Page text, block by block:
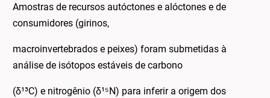
Amostras de recursos autóctones e alóctones e de
consumidores (girinos,
macroinvertebrados e peixes) foram submetidas à
análise de isótopos estáveis de carbono
(δ¹³C) e nitrogênio (δ¹⁵N) para inferir a origem dos